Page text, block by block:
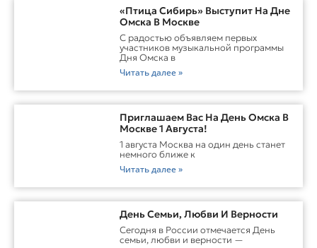
«Птица Сибирь» Выступит На Дне
Омска В Москве
С радостью объявляем первых
участников музыкальной программы
Дня Омска в
Читать далее »
Приглашаем Вас На День Омска В
Москве 1 Августа!
1 августа Москва на один день станет
немного ближе к
Читать далее »
День Семьи, Любви И Верности
Сегодня в России отмечается День
семьи, любви и верности —